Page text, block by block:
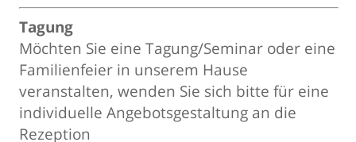
Tagung
Möchten Sie eine Tagung/Seminar oder eine
Familienfeier in unserem Hause
veranstalten, wenden Sie sich bitte für eine
individuelle Angebotsgestaltung an die
Rezeption